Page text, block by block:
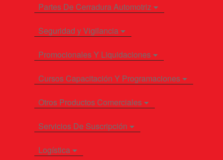
Partes De Cerradura Automotriz
Seguridad y Vigilancia
Promocionales Y Liquidaciones
Cursos Capacitación Y Programaciones
Otros Productos Comerciales
Servicios De Suscripción
Logística